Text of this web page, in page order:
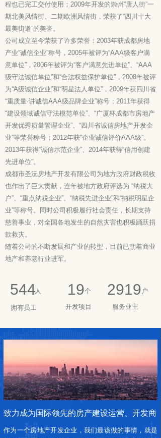
19 2977
拥有员工
程也已完工交付使用；2009年开发的崇州“唐人街”一
期北美风情街、二期欧洲风情街，荣获了“四川十大
最美街道”的美誉。
公司成立至今荣获了许多荣誉：2003年获成都房地
产业“诚信企业”称号，2005年被评为“AAA级客户满
意单位”，2006年被评为“客户满意先进单位”、“AAA
级守法诚信单位”和“合法权益保护单位”，2008年被评
为“A级诚信企业”和“明星法人单位”，2009年获四川省
“重质量·讲诚信AAA级品牌企业”称号；2011年获得
“建设领域诚信守法模范单位”、“广厦杯成都市房地产
开发优秀质量管理企业”、“四川省诚信房地产开发企
业”等荣誉称号；2012年获“企业诚信评价AAA级”。
2013年获得“诚信示范企业”、2014年获得“信用创建
先进单位”。
成都市圣沅房地产开发有限公司为地方政府财政税收
也作出了巨大贡献，连年被地方政府评选为 “纳税大
户”、“重点纳税企业”、“纳税先进企业”和“纳税明星企
业”等称号。同时公司积极履行社会责任，长期支持
慈善事业，对全国各地发生的自然灾害也积极踊跃捐
款救灾。
随着公司的不断发展和产业的转型，目前已朝着商业
地产和养老行业进军。
服务业主
开发项目
个 户
人
555
致力成为国际领先的房产建设运营、开发商
作为一个房地产开发企业，我们最该做的事情，就是